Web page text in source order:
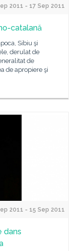
2011 - 17 Sep 2011
catalană
Sibiu şi
derulat de
de
de apropiere şi
2011 - 15 Sep 2011
dans